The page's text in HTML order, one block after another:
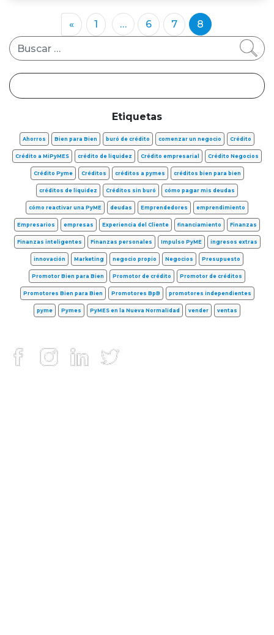
« 1 … 6 7
8
Etiquetas
Ahorros Bien para Bien buró de crédito comenzar un negocio Crédito
Crédito a MiPyMES crédito de liquidez Crédito empresarial Crédito Negocios
Crédito Pyme Créditos créditos a pymes créditos bien para bien
créditos de liquidez Créditos sin buró cómo pagar mis deudas
cómo reactivar una PyME deudas Emprendedores emprendimiento
Empresarios empresas Experiencia del Cliente financiamiento Finanzas
Finanzas inteligentes Finanzas personales Impulso PyME ingresos extras
innovación Marketing negocio propio Negocios Presupuesto
Promotor Bien para Bien Promotor de crédito Promotor de créditos
Promotores Bien para Bien Promotores BpB promotores independientes
pyme Pymes PyMES en la Nueva Normalidad vender ventas